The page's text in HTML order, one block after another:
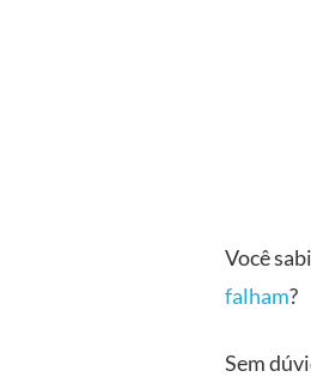
Você
falham?
Sem